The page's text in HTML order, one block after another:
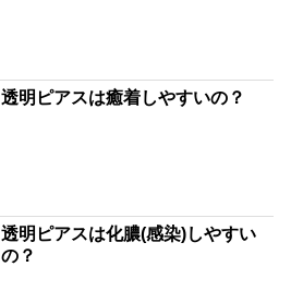
透明ピアスは癒着しやすいの？
透明ピアスは化膿(感染)しやすい
の？